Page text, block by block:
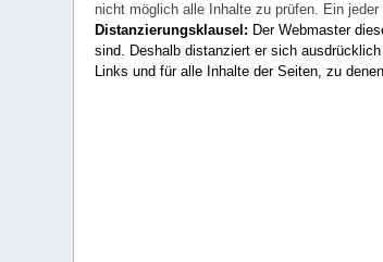
nicht möglich alle Inhalte zu prüfen. Ein
Distanzierungsklausel: Der Webmaster
sind. Deshalb distanziert er sich
Links und für alle Inhalte der Seiten, zu